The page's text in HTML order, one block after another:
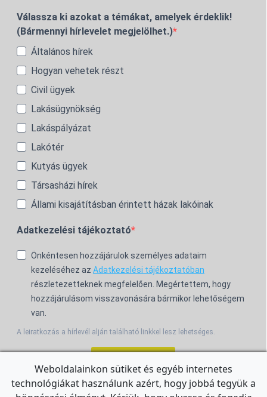
Válassza ki azokat a témákat, amelyek érdeklik!
(Bármennyi hírlevelet megjelölhet.)
Általános hírek
Hogyan vehetek részt
Civil ügyek
Lakásügynökség
Lakáspályázat
Lakótér
Kutyás ügyek
Társasházi hírek
Állami kisajátításban érintett házak lakóinak
Adatkezelési tájékoztató
Önkéntesen hozzájárulok személyes adataim
kezeléséhez az Adatkezelési tájékoztatóban
részletezetteknek megfelelően. Megértettem, hogy
hozzájárulásom visszavonására bármikor lehetőségem
van.
A leiratkozás a hírlevél alján található linkkel lesz lehetséges.
For the English Newsletter, clickHERE.
Weboldalainkon sütiket és egyéb internetes
technológiákat használunk azért, hogy jobbá tegyük a